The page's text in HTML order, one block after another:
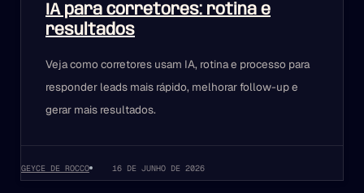
IA para corretores: rotina e
resultados
Veja como corretores usam IA, rotina e processo para
responder leads mais rápido, melhorar follow-up e
gerar mais resultados.
GEYCE DE ROCCO 16 DE JUNHO DE 2026